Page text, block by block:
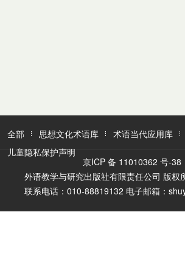
全部 思想文化术语库 术语当代应用库
儿童隐私保护声明
京ICP 备 11010362 号-38
外语教学与研究出版社有限责任公司 版
联系电话：010-88819132 电子邮箱：